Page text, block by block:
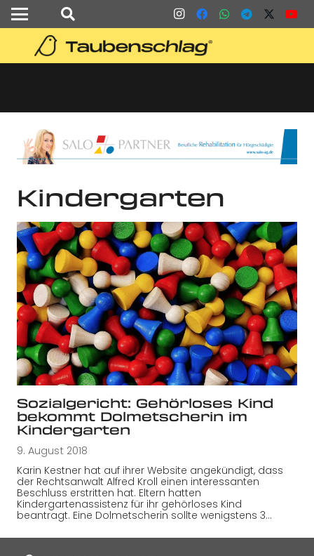
Kindergarten
Sozialgericht: Gehörloses Kind
bekommt Dolmetscherin im
Kindergarten
9. August 2018
Karin Kestner hat auf ihrer Website angekündigt, dass
der Rechtsanwalt Alfred Kroll einen interessanten
Beschluss erstritten hat. Eltern hatten
Kindergartenassistenz für ihr gehörloses Kind
beantragt. Eine Dolmetscherin sollte wenigstens 3…